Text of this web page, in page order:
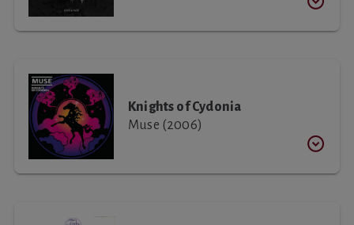
Knights of Cydonia
Muse (2006)